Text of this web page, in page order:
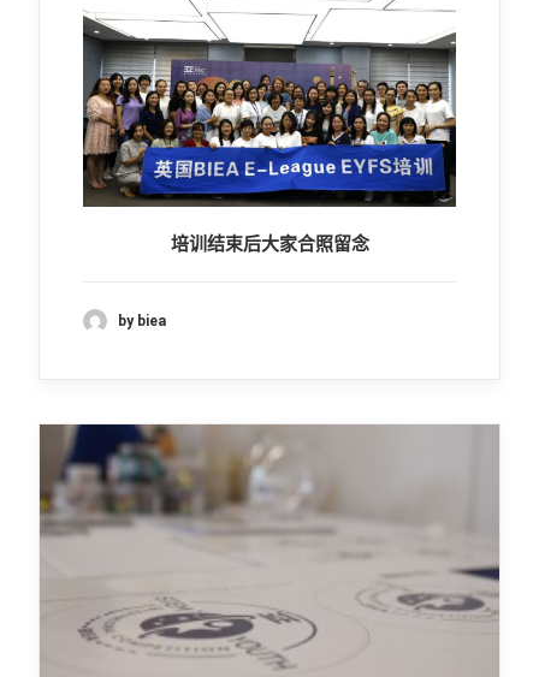
培训结束后大家合照留念
by biea